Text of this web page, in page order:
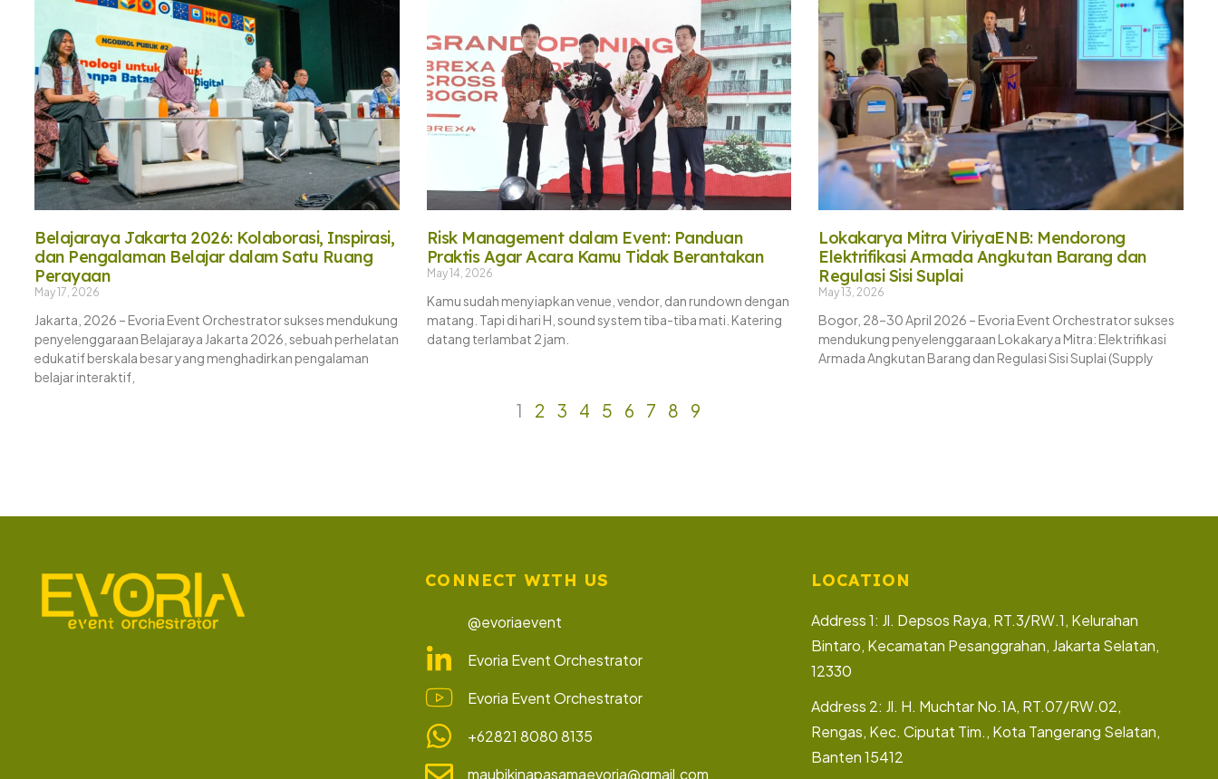
Belajaraya Jakarta 2026: Kolaborasi, Inspirasi,
dan Pengalaman Belajar dalam Satu Ruang
Perayaan
May 17, 2026
Jakarta, 2026 – Evoria Event Orchestrator sukses mendukung
penyelenggaraan Belajaraya Jakarta 2026, sebuah perhelatan
edukatif berskala besar yang menghadirkan pengalaman
belajar interaktif,
Risk Management dalam Event: Panduan
Praktis Agar Acara Kamu Tidak Berantakan
May 14, 2026
Kamu sudah menyiapkan venue, vendor, dan rundown dengan
matang. Tapi di hari H, sound system tiba-tiba mati. Katering
datang terlambat 2 jam.
Lokakarya Mitra ViriyaENB: Mendorong
Elektrifikasi Armada Angkutan Barang dan
Regulasi Sisi Suplai
May 13, 2026
Bogor, 28–30 April 2026 – Evoria Event Orchestrator sukses
mendukung penyelenggaraan Lokakarya Mitra: Elektrifikasi
Armada Angkutan Barang dan Regulasi Sisi Suplai (Supply
1 2 3 4 5 6 7 8 9
CONNECT WITH US
@evoriaevent
Evoria Event Orchestrator
Evoria Event Orchestrator
+62821 8080 8135
maubikinapasamaevoria@gmail.com
LOCATION
Address 1: Jl. Depsos Raya, RT.3/RW.1, Kelurahan
Bintaro, Kecamatan Pesanggrahan, Jakarta Selatan,
12330
Address 2: Jl. H. Muchtar No.1A, RT.07/RW.02,
Rengas, Kec. Ciputat Tim., Kota Tangerang Selatan,
Banten 15412